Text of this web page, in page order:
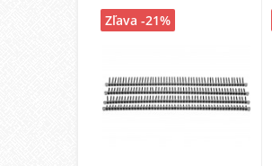
Zľava -21%